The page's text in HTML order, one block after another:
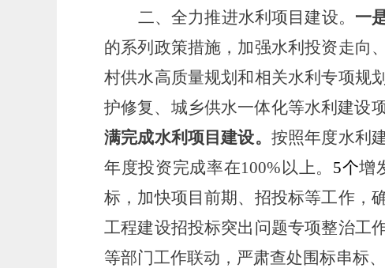
二、全力推进水利项目建设。 一
的系列政策措施，加强水利投资走向
村供水高质量规划和相关水利专项规
护修复、城乡供水一体化等水利建设
满完成水利项目建设。 按照年度水利
年度投资完成率在100%以上。 5个增
标，加快项目前期、招投标等工作，
工程建设招投标突出问题专项整治工
等部门工作联动，严肃查处围标串标